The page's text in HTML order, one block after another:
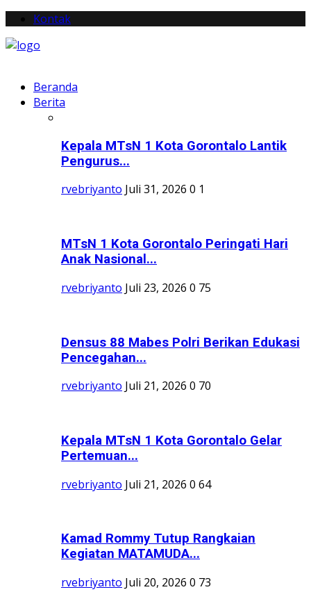
Kontak
Beranda
Berita
Kepala MTsN 1 Kota Gorontalo Lantik
Pengurus...
rvebriyanto Juli 31, 2026 0 1
MTsN 1 Kota Gorontalo Peringati Hari
Anak Nasional...
rvebriyanto Juli 23, 2026 0 75
Densus 88 Mabes Polri Berikan Edukasi
Pencegahan...
rvebriyanto Juli 21, 2026 0 70
Kepala MTsN 1 Kota Gorontalo Gelar
Pertemuan...
rvebriyanto Juli 21, 2026 0 64
Kamad Rommy Tutup Rangkaian
Kegiatan MATAMUDA...
rvebriyanto Juli 20, 2026 0 73